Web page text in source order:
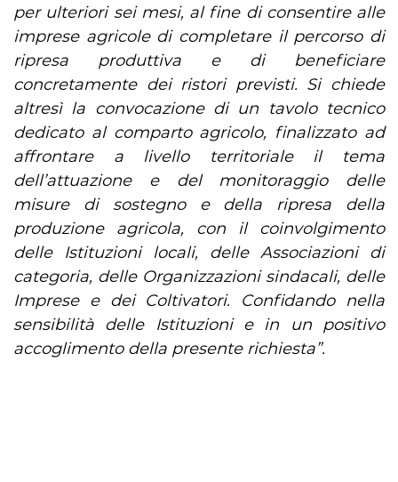
per ulteriori sei mesi, al fine di consentire alle
imprese agricole di completare il percorso di
ripresa produttiva e di beneficiare
concretamente dei ristori previsti. Si chiede
altresì la convocazione di un tavolo tecnico
dedicato al comparto agricolo, finalizzato ad
affrontare a livello territoriale il tema
dell’attuazione e del monitoraggio delle
misure di sostegno e della ripresa della
produzione agricola, con il coinvolgimento
delle Istituzioni locali, delle Associazioni di
categoria, delle Organizzazioni sindacali, delle
Imprese e dei Coltivatori. Confidando nella
sensibilità delle Istituzioni e in un positivo
accoglimento della presente richiesta”.